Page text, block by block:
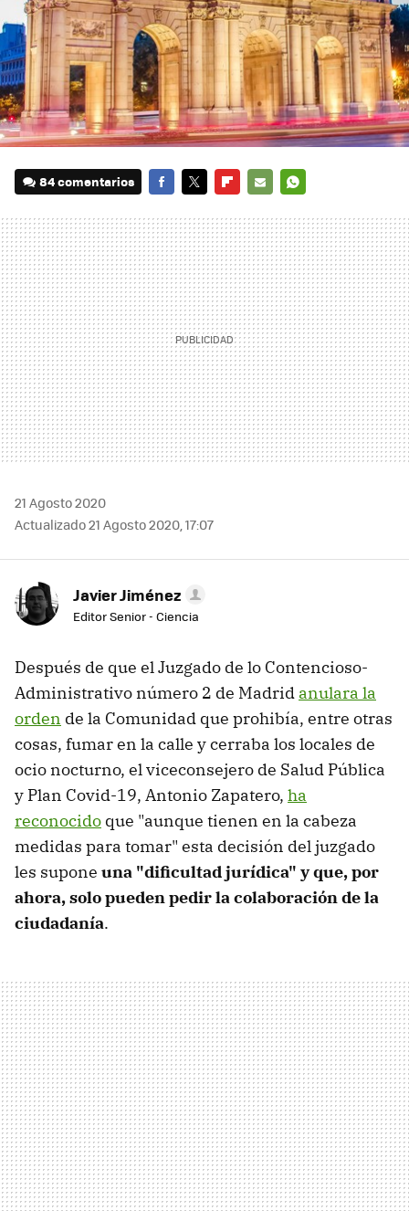
84 comentarios
MAIL
21 Agosto 2020
Actualizado 21 Agosto 2020, 17:07
Javier Jiménez
Editor Senior - Ciencia
Después de que el Juzgado de lo Contencioso-
Administrativo número 2 de Madrid anulara la
orden de la Comunidad que prohibía, entre otras
cosas, fumar en la calle y cerraba los locales de
ocio nocturno, el viceconsejero de Salud Pública
y Plan Covid-19, Antonio Zapatero, ha
reconocido que "aunque tienen en la cabeza
medidas para tomar" esta decisión del juzgado
les supone una "dificultad jurídica" y que, por
ahora, solo pueden pedir la colaboración de la
ciudadanía.